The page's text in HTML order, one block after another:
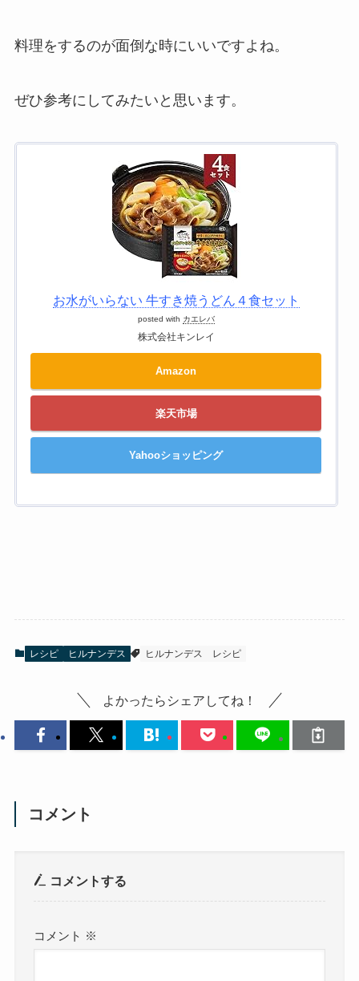
料理をするのが面倒な時にいいですよね。
ぜひ参考にしてみたいと思います。
お水がいらない 牛すき焼うどん４食セット
posted with カエレバ
株式会社キンレイ
Amazon
楽天市場
Yahooショッピング
レシピ ヒルナンデス ヒルナンデス レシピ
よかったらシェアしてね！
コメント
コメントする
コメント ※